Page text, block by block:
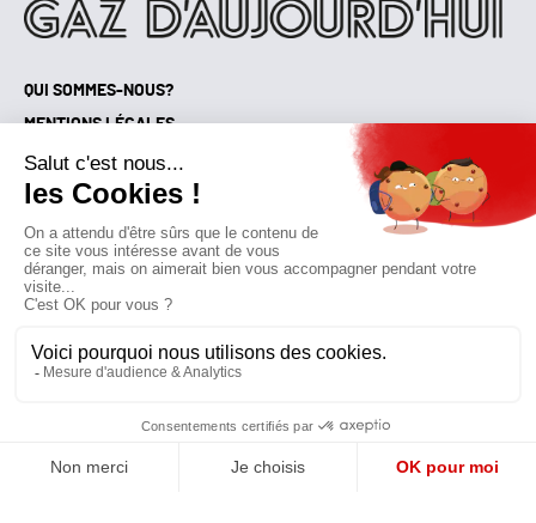
QUI SOMMES-NOUS?
MENTIONS LÉGALES
NOUS CONTACTER
POLITIQUE DE CONFIDENTIALITÉ
Suivez toutes nos actualités !
NEWSLETTER